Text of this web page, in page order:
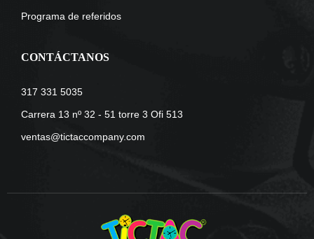
Programa de referidos
CONTÁCTANOS
317 331 5035
Carrera 13 nº 32 - 51 torre 3 Ofi 513
ventas@tictaccompany.com